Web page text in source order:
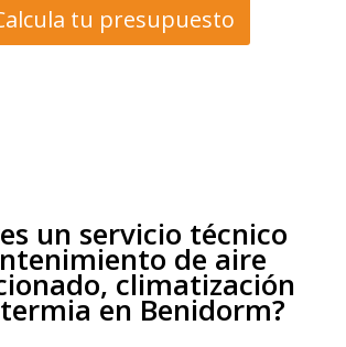
tu presupuesto
un servicio técnico
de aire
climatización
en Benidorm?